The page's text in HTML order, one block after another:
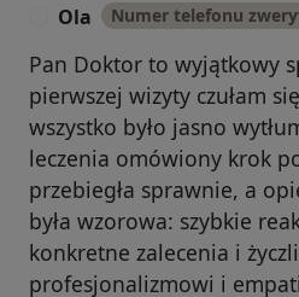
Ola Numer telefonu
Pan Doktor to wyjątkowy
pierwszej wizyty czułam
wszystko było jasno
leczenia omówiony krok
przebiegła sprawnie, a
była wzorowa: szybkie
konkretne zalecenia i
profesjonalizmowi i